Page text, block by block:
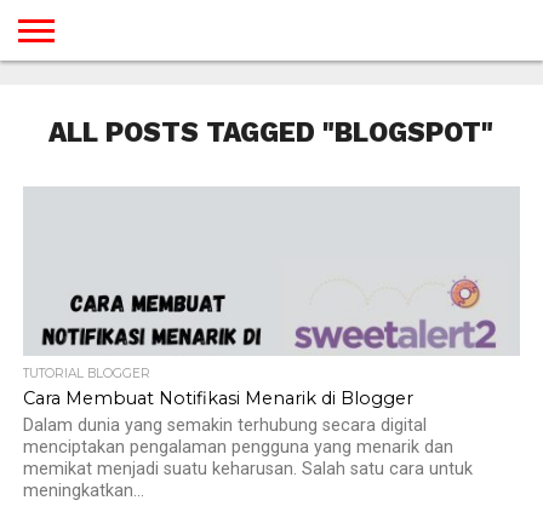
GAMES
DESAIN
ANDROID
IOS
YOUTUBE
INTERNET
WINDOWS
LINUX
MACINTOSH
MESSENGER
BLOGSPOT
WORDPRESS
PEMROGRAMAN
SEO
WEB
SERVER
ALL POSTS TAGGED "BLOGSPOT"
TUTORIAL BLOGGER
Cara Membuat Notifikasi Menarik di Blogger
Dalam dunia yang semakin terhubung secara digital
menciptakan pengalaman pengguna yang menarik dan
memikat menjadi suatu keharusan. Salah satu cara untuk
meningkatkan...